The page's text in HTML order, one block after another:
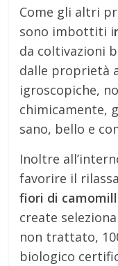
Come gli altri
sono imbottiti i
da coltivazioni
dalle proprietà
igroscopiche,
chimicamente,
sano, bello e
Inoltre
favorire il
fiori di
create
non trattato,
biologico